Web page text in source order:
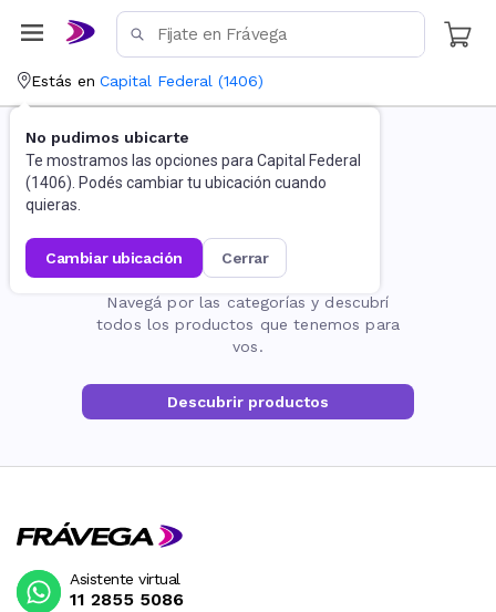
Estás en Capital Federal (1406)
No pudimos ubicarte
Te mostramos las opciones para Capital Federal
(1406). Podés cambiar tu ubicación cuando
quieras.
cambiar ubicación cerrar
La página no existe
Navegá por las categorías y descubrí
todos los productos que tenemos para
vos.
Descubrir productos
Asistente virtual
11 2855 5086